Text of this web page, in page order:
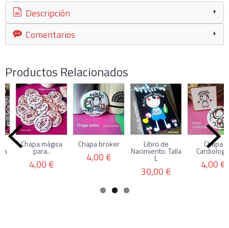
Descripción
Comentarios
Productos Relacionados
Chapa mágica
para..
4,00 €
Chapa broker
4,00 €
Libro de
Nacimiento. Talla
L
30,00 €
Chapa
4,00 €